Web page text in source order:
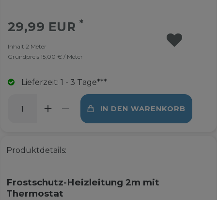
29,99 EUR *
Inhalt 2 Meter
Grundpreis 15,00 € / Meter
Lieferzeit: 1 - 3 Tage***
IN DEN WARENKORB
Produktdetails:
Frostschutz-Heizleitung 2m mit
Thermostat